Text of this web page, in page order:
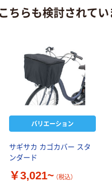
ちらも検討されてい
バリエーション
サギサカ カゴカバー スタ
ンダード
￥3,021~ （税込）